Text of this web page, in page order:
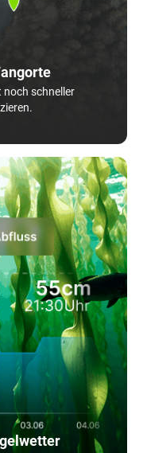
noch schneller